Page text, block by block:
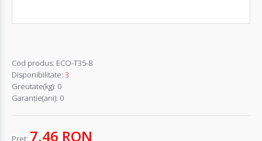
Cod produs: ECO-T35-8
Disponibilitate: 3
Greutate(kg): 0
Garanţie(ani): 0
Pret: 7,46 RON